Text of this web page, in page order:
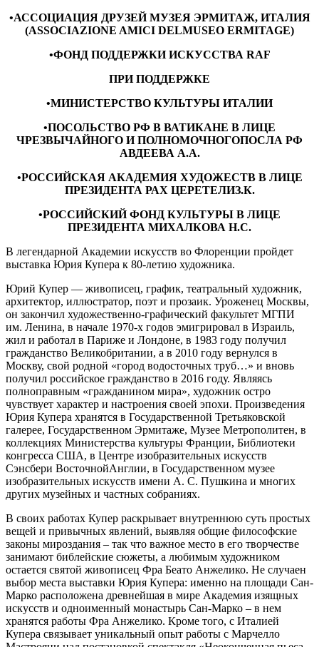
•АССОЦИАЦИЯ ДРУЗЕЙ МУЗЕЯ ЭРМИТАЖ, ИТАЛИЯ
(ASSOCIAZIONE AMICI DELMUSEO ERMITAGE)
•ФОНД ПОДДЕРЖКИ ИСКУССТВА RAF
ПРИ ПОДДЕРЖКЕ
•МИНИСТЕРСТВО КУЛЬТУРЫ ИТАЛИИ
•ПОСОЛЬСТВО РФ В ВАТИКАНЕ В ЛИЦЕ
ЧРЕЗВЫЧАЙНОГО И ПОЛНОМОЧНОГОПОСЛА РФ
АВДЕЕВА А.А.
•РОССИЙСКАЯ АКАДЕМИЯ ХУДОЖЕСТВ В ЛИЦЕ
ПРЕЗИДЕНТА РАХ ЦЕРЕТЕЛИЗ.К.
•РОССИЙСКИЙ ФОНД КУЛЬТУРЫ В ЛИЦЕ
ПРЕЗИДЕНТА МИХАЛКОВА Н.С.
В легендарной Академии искусств во Флоренции пройдет
выставка Юрия Купера к 80-летию художника.
Юрий Купер — живописец, график, театральный художник,
архитектор, иллюстратор, поэт и прозаик. Уроженец Москвы,
он закончил художественно-графический факультет МГПИ
им. Ленина, в начале 1970-х годов эмигрировал в Израиль,
жил и работал в Париже и Лондоне, в 1983 году получил
гражданство Великобритании, а в 2010 году вернулся в
Москву, свой родной «город водосточных труб…» и вновь
получил российское гражданство в 2016 году. Являясь
полноправным «гражданином мира», художник остро
чувствует характер и настроения своей эпохи. Произведения
Юрия Купера хранятся в Государственной Третьяковской
галерее, Государственном Эрмитаже, Музее Метрополитен, в
коллекциях Министерства культуры Франции, Библиотеки
конгресса США, в Центре изобразительных искусств
Сэнсбери ВосточнойАнглии, в Государственном музее
изобразительных искусств имени А. С. Пушкина и многих
других музейных и частных собраниях.
В своих работах Купер раскрывает внутреннюю суть простых
вещей и привычных явлений, выявляя общие философские
законы мироздания – так что важное место в его творчестве
занимают библейские сюжеты, а любимым художником
остается святой живописец Фра Беато Анжелико. Не случаен
выбор места выставки Юрия Купера: именно на площади Сан-
Марко расположена древнейшая в мире Академия изящных
искусств и одноименный монастырь Сан-Марко – в нем
хранятся работы Фра Анжелико. Кроме того, с Италией
Купера связывает уникальный опыт работы с Марчелло